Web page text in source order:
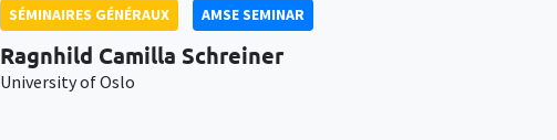
SÉMINAIRES GÉNÉRAUX AMSE SEMINAR
Ragnhild Camilla Schreiner
University of Oslo